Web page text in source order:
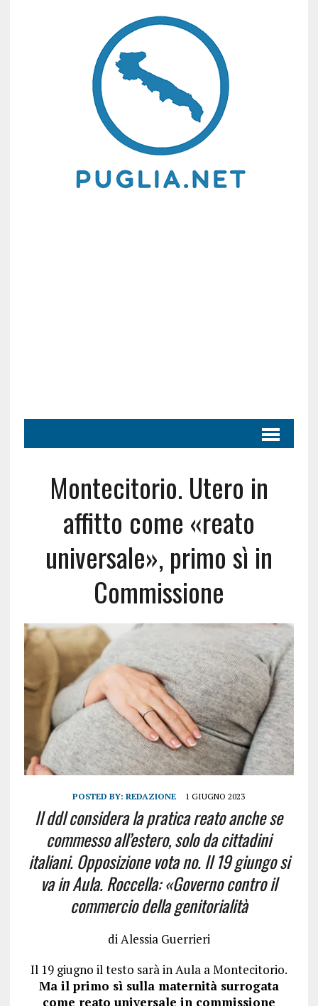
Montecitorio. Utero in
affitto come «reato
universale», primo sì in
Commissione
POSTED BY:REDAZIONE 1 GIUGNO 2023
Il ddl considera la pratica reato anche se
commesso all’estero, solo da cittadini
italiani. Opposizione vota no. Il 19 giungo si
va in Aula. Roccella: «Governo contro il
commercio della genitorialità
di Alessia Guerrieri
Il 19 giugno il testo sarà in Aula a Montecitorio.
Ma il primo sì sulla maternità surrogata
come reato universale in commissione